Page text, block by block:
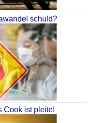
schuld?
Cook ist pleite!